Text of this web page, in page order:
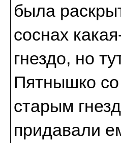
была
соснах
гнездо, но
Пятнышко со
старым
придавали